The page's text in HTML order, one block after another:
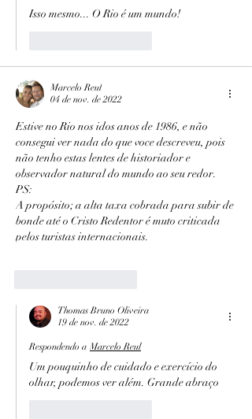
Isso mesmo... O Rio é um mundo!
Marcelo Reul
04 de nov. de 2022
Estive no Rio nos idos anos de 1986, e não
consegui ver nada do que voce descreveu, pois
não tenho estas lentes de historiador e
observador natural do mundo ao seu redor.
PS:
A propósito; a alta taxa cobrada para subir de
bonde até o Cristo Redentor é muto criticada
pelos turistas internacionais.
Thomas Bruno Oliveira
19 de nov. de 2022
Respondendo a Marcelo Reul
Um pouquinho de cuidado e exercício do
olhar, podemos ver além. Grande abraço